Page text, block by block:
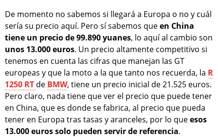
De momento no sabemos si llegará a Europa o no y cuál
sería su precio aquí. Pero sí sabemos queen China
tiene un precio de 99.890 yuanes, lo aquí al cambio son
unos 13.000 euros. Un precio altamente competitivo si
tenemos en cuenta las cifras que manejan las GT
europeas y que la moto a la que tanto nos recuerda, la R
1250 RT de BMW, tiene un precio inicial de 21.525 euros.
Pero claro, nada tiene que ver el precio que puede tener
en China, que es donde se fabrica, al precio que pueda
tener en Europa tras tasas y aranceles, por lo queesos
13.000 euros solo pueden servir de referencia.